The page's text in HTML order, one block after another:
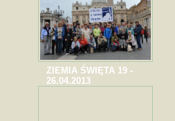
ZIEMIA ŚWIĘTA 19 -
26.04.2013